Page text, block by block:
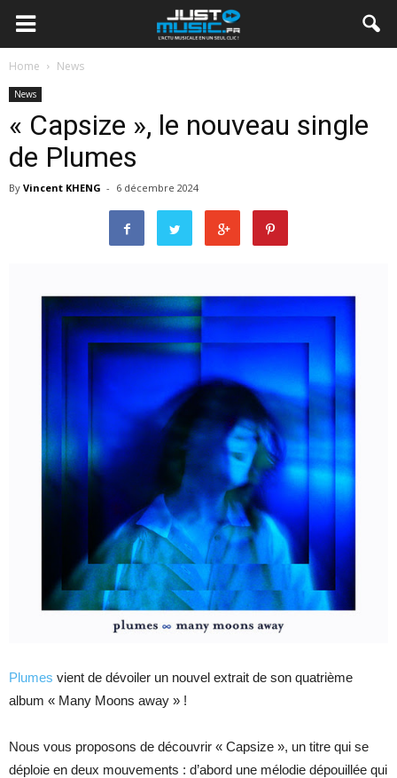
Home News
News
« Capsize », le nouveau single
de Plumes
By Vincent KHENG - 6 décembre 2024
Plumes vient de dévoiler un nouvel extrait de son quatrième
album « Many Moons away » !
Nous vous proposons de découvrir « Capsize », un titre qui se
déploie en deux mouvements : d’abord une mélodie dépouillée qui